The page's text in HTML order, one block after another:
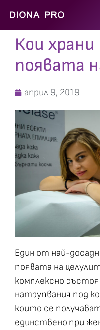
Кои
появата
април 9, 2019
Един от най-
появата на
комплексно
натрупвания под
които се
единствено при